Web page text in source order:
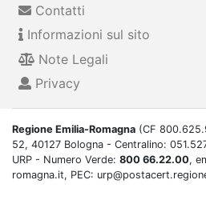
Contatti
Informazioni sul sito
Note Legali
Privacy
Regione Emilia-Romagna (CF
52, 40127 Bologna - Centralino:
URP - Numero Verde: 800 66.22.00,
romagna.it, PEC: